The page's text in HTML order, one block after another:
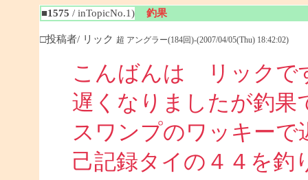
■1575 / inTopicNo.1) 釣果
□投稿者/ リック 超 アングラー(184回)-(2007/04/05(Thu) 18:42:02)
こんばんは リックで
遅くなりましたが釣果
スワンプのワッキー
己記録タイの４４を釣